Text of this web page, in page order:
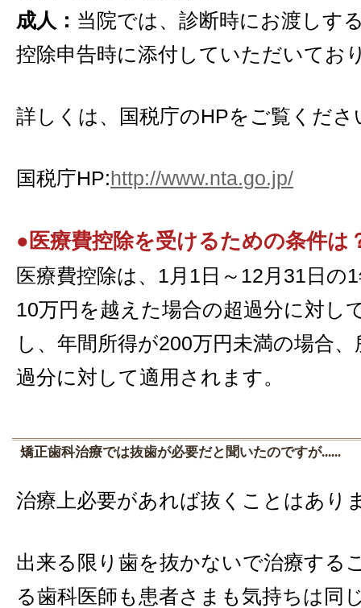
成人： 当院では、診断時にお渡しす
控除申告時に添付していただいてお
詳しくは、国税庁のHPをご覧くださ
国税庁HP:http://www.nta.go.jp/
●医療費控除を受けるための条件は
医療費控除は、1月1日～12月31日の
10万円を越えた場合の超過分に対し
し、年間所得が200万円未満の場合
過分に対して適用されます。
矯正歯科治療では抜歯が必要だと聞いたのですが......
治療上必要があれば抜くことはあり
出来る限り歯を抜かないで治療する
る歯科医師も患者さまも気持ちは同